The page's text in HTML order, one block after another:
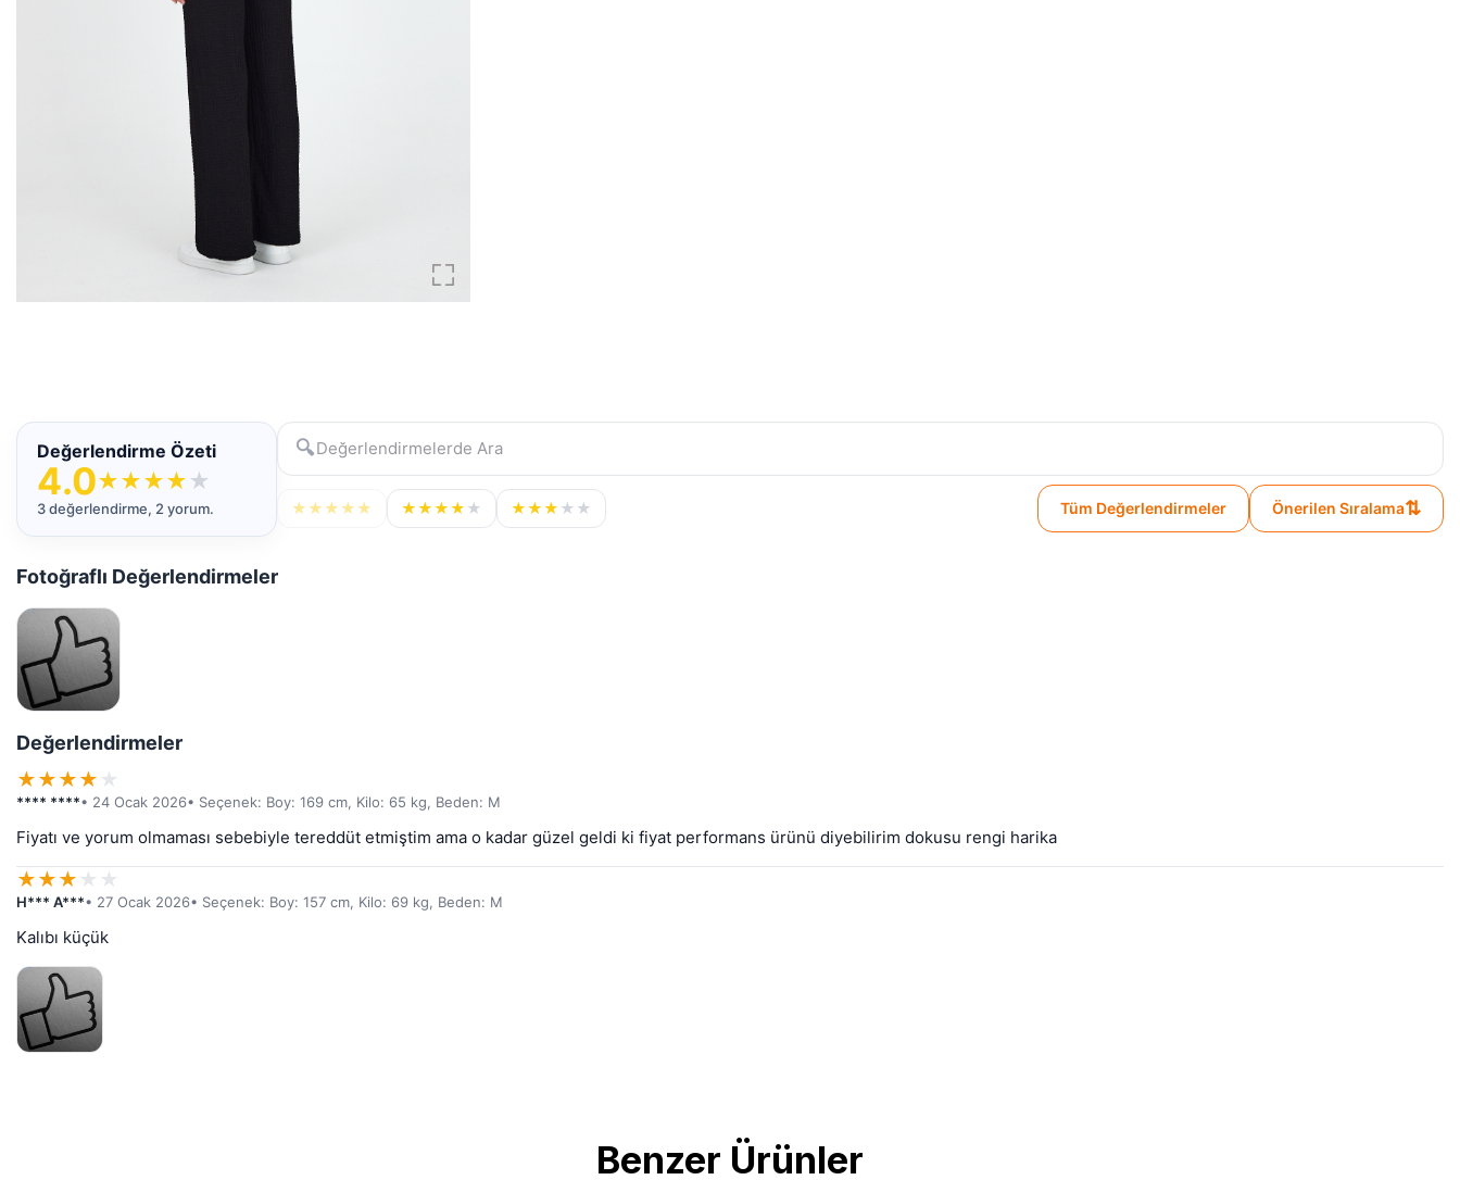
Değerlendirme Özeti
4.0★★★★ ★
3 değerlendirme, 2 yorum.
🔍
★ ★ ★ ★ ★ ★★★★ ★ ★★★ ★ ★ Tüm Değerlendirmeler Önerilen Sıralama⇅
Fotoğraflı Değerlendirmeler
Değerlendirmeler
★★★★ ★
**** ****• 24 Ocak 2026• Seçenek: Boy: 169 cm, Kilo: 65 kg, Beden: M
Fiyatı ve yorum olmaması sebebiyle tereddüt etmiştim ama o kadar güzel geldi ki fiyat performans ürünü diyebilirim dokusu rengi harika
★★★ ★ ★
H*** A***• 27 Ocak 2026• Seçenek: Boy: 157 cm, Kilo: 69 kg, Beden: M
Kalıbı küçük
Benzer Ürünler